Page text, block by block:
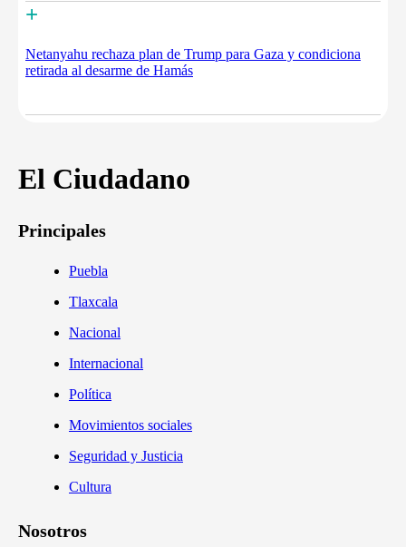
+
Netanyahu rechaza plan de Trump para Gaza y condiciona
retirada al desarme de Hamás
El Ciudadano
Principales
Puebla
Tlaxcala
Nacional
Internacional
Política
Movimientos sociales
Seguridad y Justicia
Cultura
Nosotros